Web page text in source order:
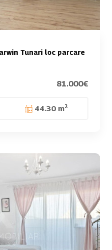
Tunari loc parcare
81.000€
44.30 m2